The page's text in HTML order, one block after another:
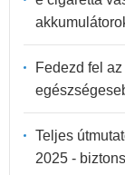
Fedezd fel
Teljes
2025 -